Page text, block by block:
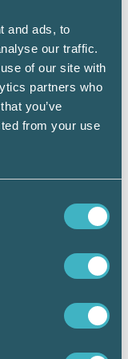
and ads, to
our traffic.
of our site with
partners who
you’ve
from your use
företaget
till det
koncern och
utnyttjats
kan vara
på
forskning
verksamhet